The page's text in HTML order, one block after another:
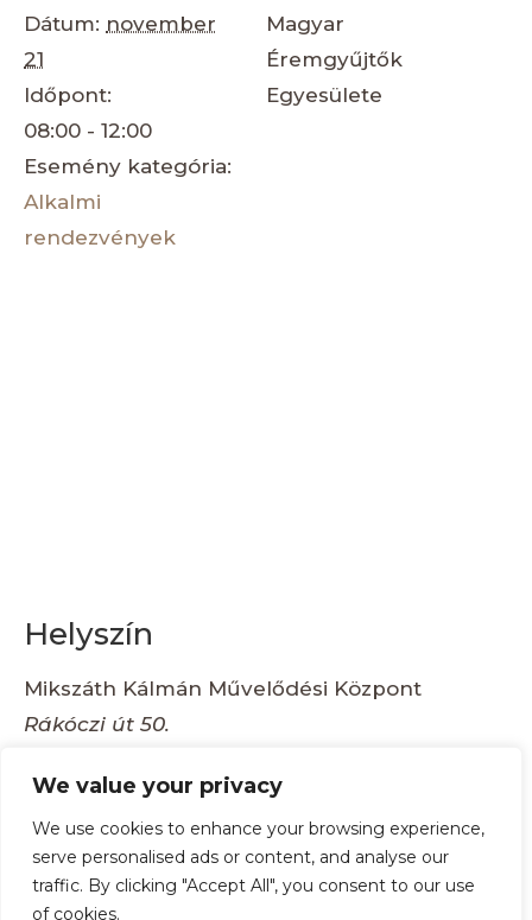
We value your privacy
We use cookies to enhance your browsing experience,
serve personalised ads or content, and analyse our
traffic. By clicking "Accept All", you consent to our use
of cookies.
Dátum: november
21
Időpont:
08:00 - 12:00
Esemény kategória:
Alkalmi
rendezvények
Magyar
Éremgyűjtők
Egyesülete
Helyszín
Mikszáth Kálmán Művelődési Központ
Rákóczi út 50.
Térkép
Éremkiállítás és
Országos Börze,
Numizmatikai és
Filatéliai Találkozó